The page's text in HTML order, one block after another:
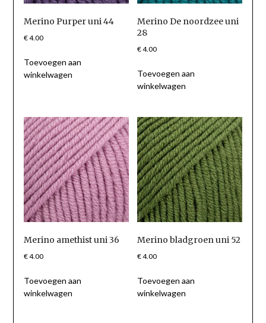
Merino Purper uni 44
€4.00
Toevoegen aan
winkelwagen
Merino De noordzee uni
28
€4.00
Toevoegen aan
winkelwagen
Merino amethist uni 36
€4.00
Toevoegen aan
winkelwagen
Merino bladgroen uni 52
€4.00
Toevoegen aan
winkelwagen